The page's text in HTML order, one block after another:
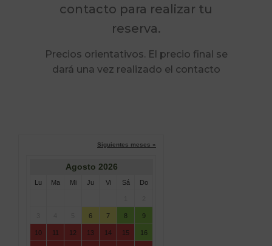
contacto para realizar tu
reserva.
Precios orientativos. El precio final se
dará una vez realizado el contacto